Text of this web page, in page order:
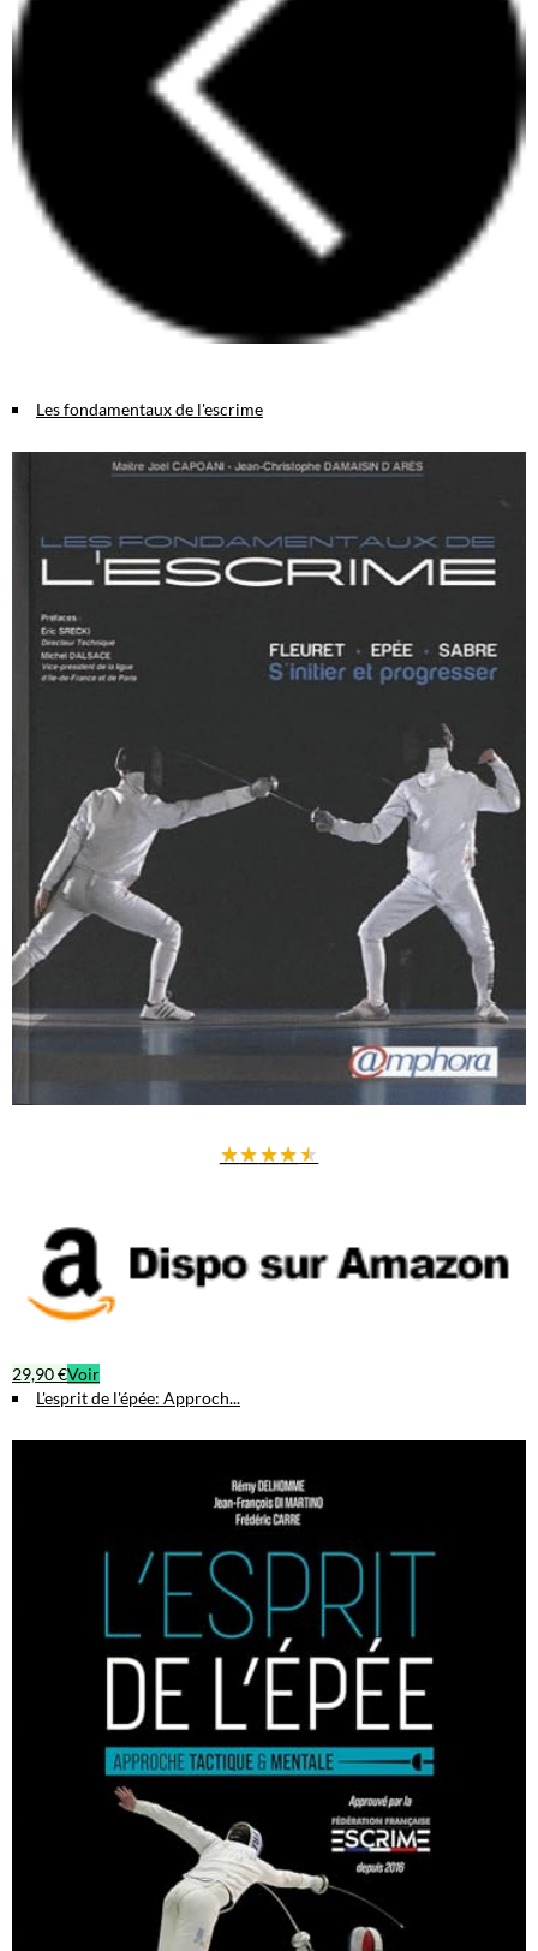
Les fondamentaux de l'escrime
★★★★★
29,90 €Voir
L'esprit de l'épée: Approch...